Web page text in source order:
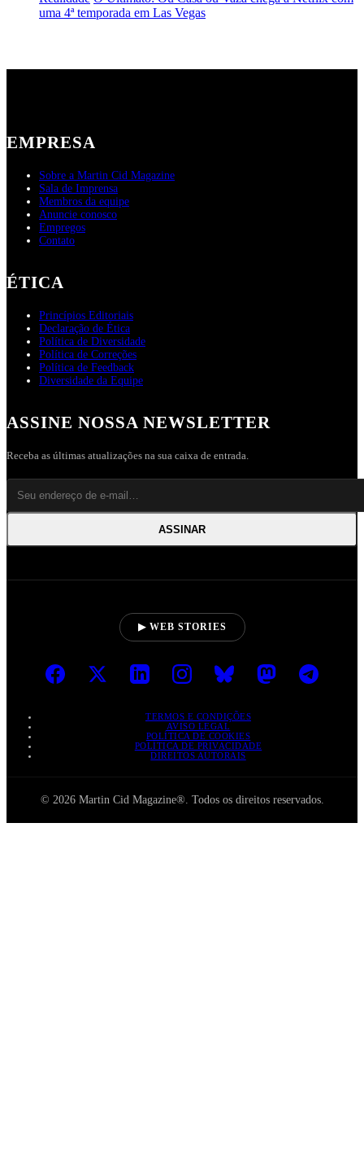
uma 4ª temporada em Las Vegas
EMPRESA
Sobre a Martin Cid Magazine
Sala de Imprensa
Membros da equipe
Anuncie conosco
Empregos
Contato
ÉTICA
Princípios Editoriais
Declaração de Ética
Política de Diversidade
Política de Correções
Política de Feedback
Diversidade da Equipe
ASSINE NOSSA NEWSLETTER
Receba as últimas atualizações na sua caixa de entrada.
ASSINAR
▶ WEB STORIES
TERMOS E CONDIÇÕES
AVISO LEGAL
POLÍTICA DE COOKIES
POLÍTICA DE PRIVACIDADE
DIREITOS AUTORAIS
© 2026 Martin Cid Magazine®. Todos os direitos reservados.